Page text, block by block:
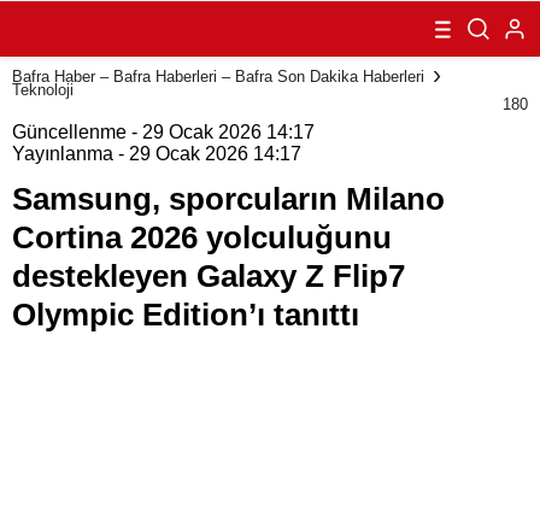
Milano Cortina
yolculuğunu
destekleyen
Galaxy Z Flip7
Bafra Haber – Bafra Haberleri – Bafra Son Dakika Haberleri
Teknoloji
180
Güncellenme - 29 Ocak 2026 14:17
Yayınlanma - 29 Ocak 2026 14:17
Samsung, sporcuların Milano
Cortina 2026 yolculuğunu
destekleyen Galaxy Z Flip7
Olympic Edition’ı tanıttı